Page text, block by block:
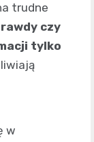
trudne
czy
tylko
w